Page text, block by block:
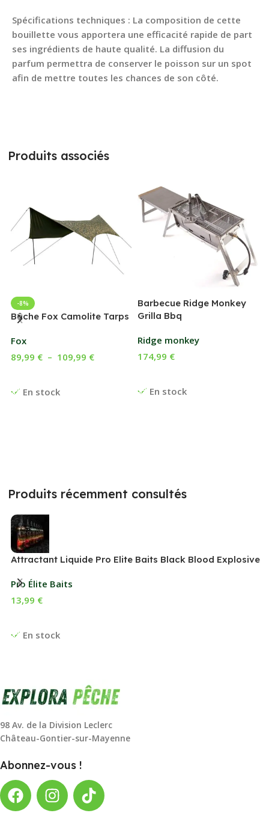
Spécifications techniques : La composition de cette
bouillette vous apportera une efficacité rapide de part
ses ingrédients de haute qualité. La diffusion du
parfum permettra de conserver le poisson sur un spot
afin de mettre toutes les chances de son côté.
Produits associés
-8%
Bâche Fox Camolite Tarps
Fox
En stock
89,99 € – 109,99 €
Barbecue Ridge Monkey
Grilla Bbq
Ridge monkey
En stock
174,99 €
Produits récemment consultés
Attractant Liquide Pro Elite Baits Black Blood Explosive
Pro Élite Baits
En stock
13,99 €
98 Av. de la Division Leclerc
Château-Gontier-sur-Mayenne
Abonnez-vous !